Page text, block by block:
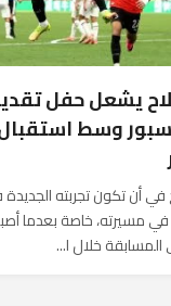
يشعل حفل
وسط
أن تكون تجربته
مسيرته، خاصة بعدما
المسابقة خلال ا...